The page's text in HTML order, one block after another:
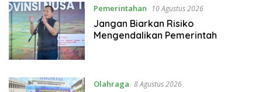
Pemerintahan 10 Agustus 2026
Jangan Biarkan Risiko
Mengendalikan Pemerintah
Olahraga 8 Agustus 2026